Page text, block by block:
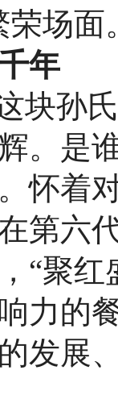
荣场面
年
孙氏
。是
怀着
第六
“聚
力的
发展